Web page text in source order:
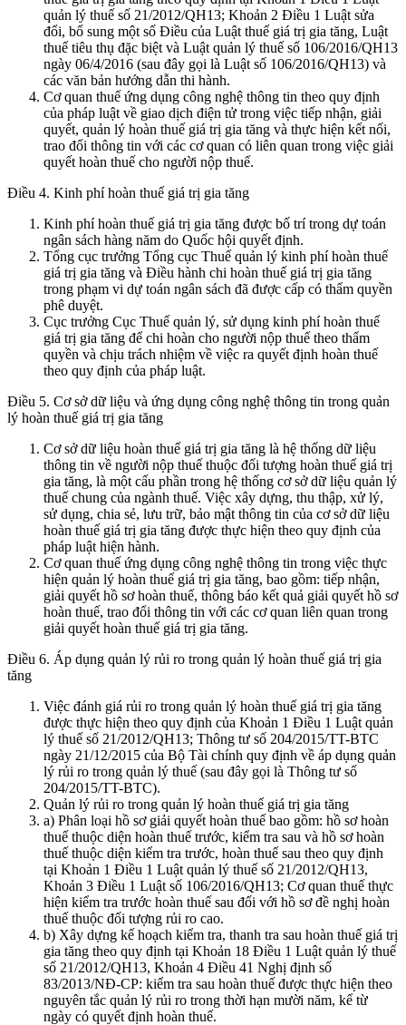
quản lý thuế số 21/2012/QH13; Khoản 2 Điều 1 Luật sửa
đổi, bổ sung một số Điều của Luật thuế giá trị gia tăng, Luật
thuế tiêu thụ đặc biệt và Luật quản lý thuế số 106/2016/QH13
ngày 06/4/2016 (sau đây gọi là Luật số 106/2016/QH13) và
các văn bản hướng dẫn thi hành.
Cơ quan thuế ứng dụng công nghệ thông tin theo quy định
của pháp luật về giao dịch điện tử trong việc tiếp nhận, giải
quyết, quản lý hoàn thuế giá trị gia tăng và thực hiện kết nối,
trao đổi thông tin với các cơ quan có liên quan trong việc giải
quyết hoàn thuế cho người nộp thuế.
Điều 4. Kinh phí hoàn thuế giá trị gia tăng
Kinh phí hoàn thuế giá trị gia tăng được bố trí trong dự toán
ngân sách hàng năm do Quốc hội quyết định.
Tổng cục trưởng Tổng cục Thuế quản lý kinh phí hoàn thuế
giá trị gia tăng và Điều hành chi hoàn thuế giá trị gia tăng
trong phạm vi dự toán ngân sách đã được cấp có thẩm quyền
phê duyệt.
Cục trưởng Cục Thuế quản lý, sử dụng kinh phí hoàn thuế
giá trị gia tăng để chi hoàn cho người nộp thuế theo thẩm
quyền và chịu trách nhiệm về việc ra quyết định hoàn thuế
theo quy định của pháp luật.
Điều 5. Cơ sở dữ liệu và ứng dụng công nghệ thông tin trong quản
lý hoàn thuế giá trị gia tăng
Cơ sở dữ liệu hoàn thuế giá trị gia tăng là hệ thống dữ liệu
thông tin về người nộp thuế thuộc đối tượng hoàn thuế giá trị
gia tăng, là một cấu phần trong hệ thống cơ sở dữ liệu quản lý
thuế chung của ngành thuế. Việc xây dựng, thu thập, xử lý,
sử dụng, chia sẻ, lưu trữ, bảo mật thông tin của cơ sở dữ liệu
hoàn thuế giá trị gia tăng được thực hiện theo quy định của
pháp luật hiện hành.
Cơ quan thuế ứng dụng công nghệ thông tin trong việc thực
hiện quản lý hoàn thuế giá trị gia tăng, bao gồm: tiếp nhận,
giải quyết hồ sơ hoàn thuế, thông báo kết quả giải quyết hồ sơ
hoàn thuế, trao đổi thông tin với các cơ quan liên quan trong
giải quyết hoàn thuế giá trị gia tăng.
Điều 6. Áp dụng quản lý rủi ro trong quản lý hoàn thuế giá trị gia
tăng
Việc đánh giá rủi ro trong quản lý hoàn thuế giá trị gia tăng
được thực hiện theo quy định của Khoản 1 Điều 1 Luật quản
lý thuế số 21/2012/QH13; Thông tư số 204/2015/TT-BTC
ngày 21/12/2015 của Bộ Tài chính quy định về áp dụng quản
lý rủi ro trong quản lý thuế (sau đây gọi là Thông tư số
204/2015/TT-BTC).
Quản lý rủi ro trong quản lý hoàn thuế giá trị gia tăng
a) Phân loại hồ sơ giải quyết hoàn thuế bao gồm: hồ sơ hoàn
thuế thuộc diện hoàn thuế trước, kiểm tra sau và hồ sơ hoàn
thuế thuộc diện kiểm tra trước, hoàn thuế sau theo quy định
tại Khoản 1 Điều 1 Luật quản lý thuế số 21/2012/QH13,
Khoản 3 Điều 1 Luật số 106/2016/QH13; Cơ quan thuế thực
hiện kiểm tra trước hoàn thuế sau đối với hồ sơ đề nghị hoàn
thuế thuộc đối tượng rủi ro cao.
b) Xây dựng kế hoạch kiểm tra, thanh tra sau hoàn thuế giá trị
gia tăng theo quy định tại Khoản 18 Điều 1 Luật quản lý thuế
số 21/2012/QH13, Khoản 4 Điều 41 Nghị định số
83/2013/NĐ-CP: kiểm tra sau hoàn thuế được thực hiện theo
nguyên tắc quản lý rủi ro trong thời hạn mười năm, kể từ
ngày có quyết định hoàn thuế.